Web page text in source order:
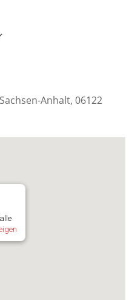
Anhalt, 06122